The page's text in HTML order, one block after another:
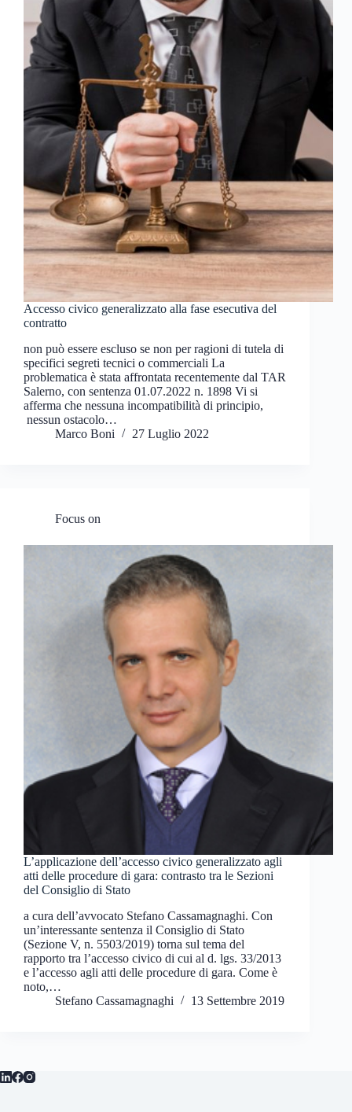
Accesso civico generalizzato alla fase esecutiva del
contratto
non può essere escluso se non per ragioni di tutela di
specifici segreti tecnici o commerciali La
problematica è stata affrontata recentemente dal TAR
Salerno, con sentenza 01.07.2022 n. 1898 Vi si
afferma che nessuna incompatibilità di principio,
nessun ostacolo…
Marco Boni
27 Luglio 2022
Focus on
L’applicazione dell’accesso civico generalizzato agli
atti delle procedure di gara: contrasto tra le Sezioni
del Consiglio di Stato
a cura dell’avvocato Stefano Cassamagnaghi. Con
un’interessante sentenza il Consiglio di Stato
(Sezione V, n. 5503/2019) torna sul tema del
rapporto tra l’accesso civico di cui al d. lgs. 33/2013
e l’accesso agli atti delle procedure di gara. Come è
noto,…
Stefano Cassamagnaghi
13 Settembre 2019